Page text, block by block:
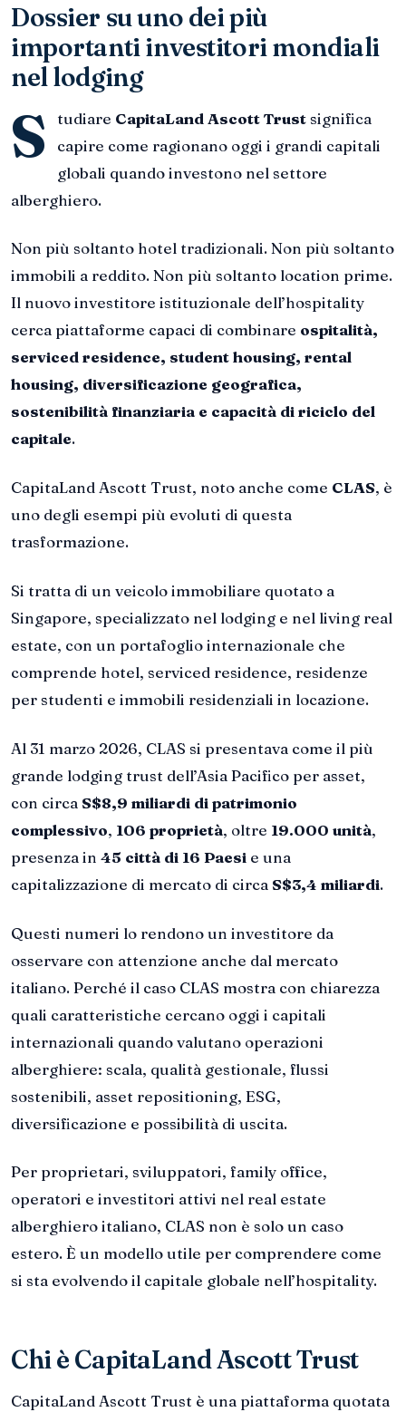
Dossier su uno dei più
importanti investitori mondiali
nel lodging
S tudiare CapitaLand Ascott Trustsignifica
capire come ragionano oggi i grandi capitali
globali quando investono nel settore
alberghiero.
Non più soltanto hotel tradizionali. Non più soltanto
immobili a reddito. Non più soltanto location prime.
Il nuovo investitore istituzionale dell’hospitality
cerca piattaforme capaci di combinare ospitalità,
serviced residence, student housing, rental
housing, diversificazione geografica,
sostenibilità finanziaria e capacità di riciclo del
capitale.
CapitaLand Ascott Trust, noto anche come CLAS, è
uno degli esempi più evoluti di questa
trasformazione.
Si tratta di un veicolo immobiliare quotato a
Singapore, specializzato nel lodging e nel living real
estate, con un portafoglio internazionale che
comprende hotel, serviced residence, residenze
per studenti e immobili residenziali in locazione.
Al 31 marzo 2026, CLAS si presentava come il più
grande lodging trust dell’Asia Pacifico per asset,
con circa S$8,9 miliardi di patrimonio
complessivo, 106 proprietà, oltre 19.000 unità,
presenza in 45 città di 16 Paesi e una
capitalizzazione di mercato di circa S$3,4 miliardi.
Questi numeri lo rendono un investitore da
osservare con attenzione anche dal mercato
italiano. Perché il caso CLAS mostra con chiarezza
quali caratteristiche cercano oggi i capitali
internazionali quando valutano operazioni
alberghiere: scala, qualità gestionale, flussi
sostenibili, asset repositioning, ESG,
diversificazione e possibilità di uscita.
Per proprietari, sviluppatori, family office,
operatori e investitori attivi nel real estate
alberghiero italiano, CLAS non è solo un caso
estero. È un modello utile per comprendere come
si sta evolvendo il capitale globale nell’hospitality.
Chi è CapitaLand Ascott Trust
CapitaLand Ascott Trust è una piattaforma quotata